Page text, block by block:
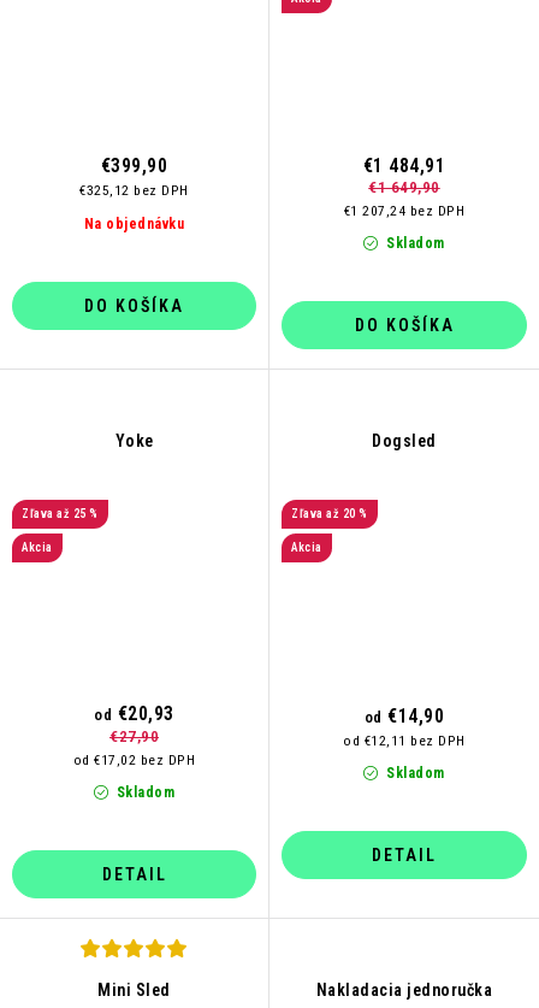
Na objednávku
€325,12 bez DPH
€399,90
DO KOŠÍKA
Skladom
€1 207,24 bez DPH
€1 484,91
€1 649,90
DO KOŠÍKA
Yoke
až 25 %
Akcia
Skladom
od €17,02 bez DPH
od €20,93
€27,90
DETAIL
Dogsled
až 20 %
Akcia
Skladom
od €12,11 bez DPH
od €14,90
DETAIL
Mini Sled Nakladacia jednoručka